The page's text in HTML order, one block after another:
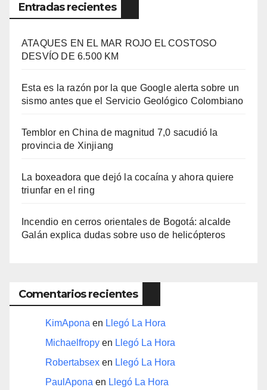
Entradas recientes
ATAQUES EN EL MAR ROJO EL COSTOSO
DESVÍO DE 6.500 KM
Esta es la razón por la que Google alerta sobre un
sismo antes que el Servicio Geológico Colombiano
Temblor en China de magnitud 7,0 sacudió la
provincia de Xinjiang
La boxeadora que dejó la cocaína y ahora quiere
triunfar en el ring​
Incendio en cerros orientales de Bogotá: alcalde
Galán explica dudas sobre uso de helicópteros
Comentarios recientes
KimApona en Llegó La Hora
Michaelfropy en Llegó La Hora
Robertabsex en Llegó La Hora
PaulApona en Llegó La Hora